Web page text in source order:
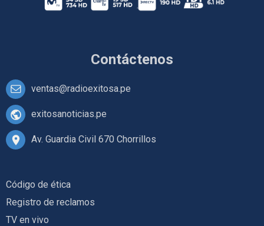
Contáctenos
ventas@radioexitosa.pe
exitosanoticias.pe
Av. Guardia Civil 670 Chorrillos
Código de ética
Registro de reclamos
TV en vivo